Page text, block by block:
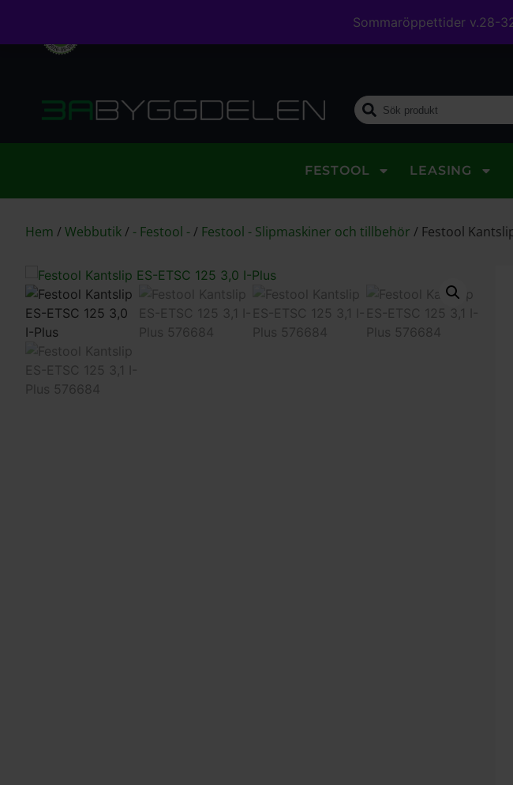
Sommaröppettider v.28-
Smidig leverans
FESTOOL LEASING
Hem /Webbutik/ - Festool -/ Festool - Slipmaskiner och tillbehör / Festool